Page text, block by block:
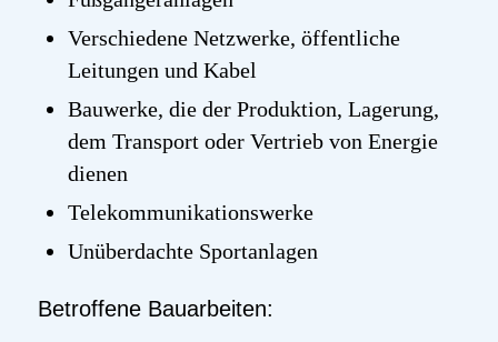
Verschiedene Netzwerke, öffentliche
Leitungen und Kabel
Bauwerke, die der Produktion, Lagerung,
dem Transport oder Vertrieb von Energie
dienen
Telekommunikationswerke
Unüberdachte Sportanlagen
Betroffene Bauarbeiten: